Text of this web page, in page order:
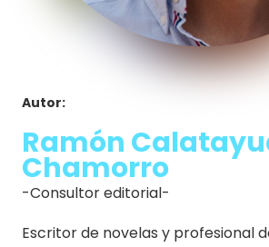
Autor:
Ramón
Chamorro
-Consultor editorial-
Escritor de novelas y profesional